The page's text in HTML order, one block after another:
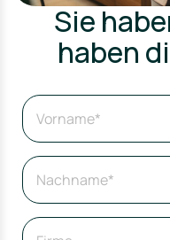
Sie
haben